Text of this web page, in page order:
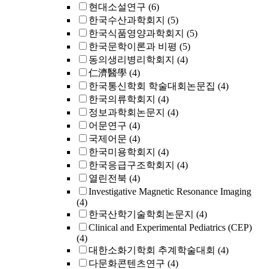
현대소설연구 (6)
한국수산과학회지 (5)
한국식품영양과학회지 (5)
한국문학이론과 비평 (5)
동의생리병리학회지 (4)
仁濟醫學 (4)
한국통신학회 학술대회논문집 (4)
한국의류학회지 (4)
정보과학회논문지 (4)
어문연구 (4)
국제어문 (4)
한국미용학회지 (4)
한국응급구조학회지 (4)
열린전북 (4)
Investigative Magnetic Resonance Imaging
(4)
한국산학기술학회논문지 (4)
Clinical and Experimental Pediatrics (CEP)
(4)
대한소화기학회 추계학술대회 (4)
다문화콘텐츠연구 (4)